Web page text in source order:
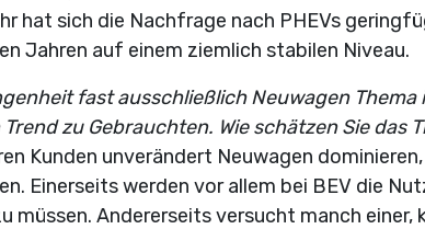
hat sich die Nachfrage nach PHEVs
Jahren auf einem ziemlich stabilen Niveau.
fast ausschließlich Neuwagen
zu Gebrauchten. Wie schätzen Sie das
Kunden unverändert Neuwagen
Einerseits werden vor allem bei BEV die
müssen. Andererseits versucht manch einer,